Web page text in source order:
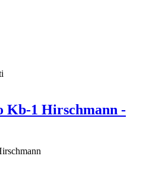
Kb-1 Hirschmann -